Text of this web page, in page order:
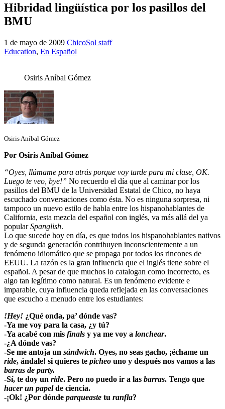
Hibridad lingüística por los pasillos del
BMU
1 de mayo de 2009 ChicoSol staff
Education, En Español
Osiris Aníbal Gómez
Osiris Aníbal Gómez
Por Osiris Aníbal Gómez
“Oyes, llámame para atrás porque voy tarde para mi clase, OK.
Luego te veo, bye!” No recuerdo el día que al caminar por los
pasillos del BMU de la Universidad Estatal de Chico, no haya
escuchado conversaciones como ésta. No es ninguna sorpresa, ni
tampoco un nuevo estilo de habla entre los hispanohablantes de
California, esta mezcla del español con inglés, va más allá del ya
popularSpanglish.
Lo que sucede hoy en día, es que todos los hispanohablantes nativos
y de segunda generación contribuyen inconscientemente a un
fenómeno idiomático que se propaga por todos los rincones de
EEUU. La razón es la gran influencia que el inglés tiene sobre el
español. A pesar de que muchos lo catalogan como incorrecto, es
algo tan legítimo como natural. Es un fenómeno evidente e
imparable, cuya influencia queda reflejada en las conversaciones
que escucho a menudo entre los estudiantes:
!Hey! ¿Qué onda, pa’ dónde vas?
-Ya me voy para la casa, ¿y tú?
-Ya acabé con mis finals y ya me voy a lonchear.
-¿A dónde vas?
-Se me antoja un sándwich. Oyes, no seas gacho, ¡échame un
ride, ándale! si quieres te picheo uno y después nos vamos a las
barras de party.
-Sí, te doy un ride. Pero no puedo ir a las barras. Tengo que
hacer un papelde ciencia.
-¡Ok! ¿Por dónde parqueaste tu ranfla?